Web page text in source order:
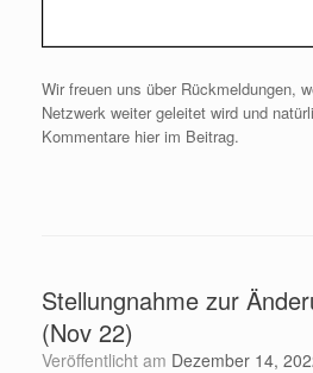
Wir freuen uns über Rückmeldungen,
Netzwerk weiter geleitet wird und
Kommentare hier im Beitrag.
Stellungnahme zur
(Nov 22)
Veröffentlicht am Dezember 14,